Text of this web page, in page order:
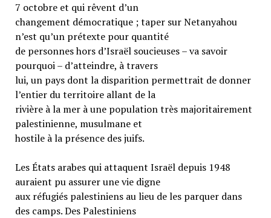
7 octobre et qui rêvent d’un
changement démocratique ; taper sur Netanyahou
n’est qu’un prétexte pour quantité
de personnes hors d’Israël soucieuses – va savoir
pourquoi – d’atteindre, à travers
lui, un pays dont la disparition permettrait de donner
l’entier du territoire allant de la
rivière à la mer à une population très majoritairement
palestinienne, musulmane et
hostile à la présence des juifs.
Les États arabes qui attaquent Israël depuis 1948
auraient pu assurer une vie digne
aux réfugiés palestiniens au lieu de les parquer dans
des camps. Des Palestiniens